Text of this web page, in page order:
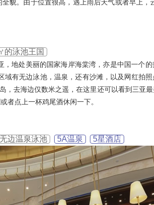
貌。由于位置很高，遇上雨后天气或者早上，
的泳池王国
，地处美丽的国家海岸海棠湾，亦是中国一个
有无边泳池，温泉，还有沙滩，以及网红拍
，去海边仅数米之遥，在这里还可以看到三亚
者点上一杯鸡尾酒休闲一下。
边温泉泳池 5A温泉 5星酒店